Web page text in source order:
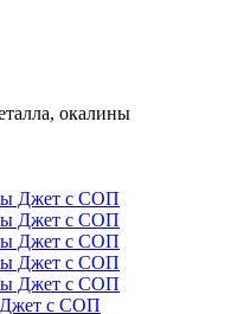
окалины
Джет с СОП